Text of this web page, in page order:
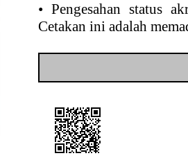
• Pengesahan status
Cetakan ini adalah